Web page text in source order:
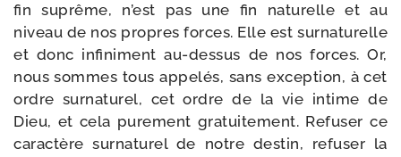
fin suprême, n’est pas une fin natu­relle et au
niveau de nos propres forces. Elle est sur­na­tu­relle
et donc infi­ni­ment au-​dessus de nos forces. Or,
nous sommes tous appe­lés, sans excep­tion, à cet
ordre sur­na­tu­rel, cet ordre de la vie intime de
Dieu, et cela pure­ment gra­tui­te­ment. Refuser ce
carac­tère sur­na­tu­rel de notre des­tin, refu­ser la